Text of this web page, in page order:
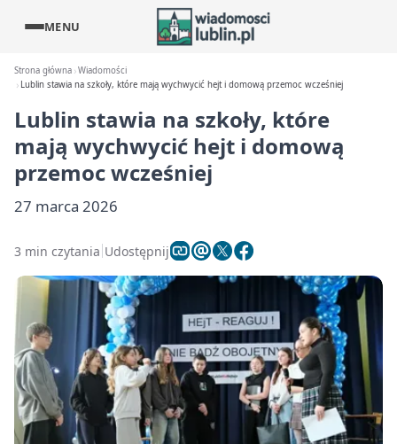
MENU
Strona główna Wiadomości
Lublin stawia na szkoły, które mają wychwycić hejt i domową przemoc wcześniej
Lublin stawia na szkoły, które
mają wychwycić hejt i domową
przemoc wcześniej
27 marca 2026
3 min czytania Udostępnij